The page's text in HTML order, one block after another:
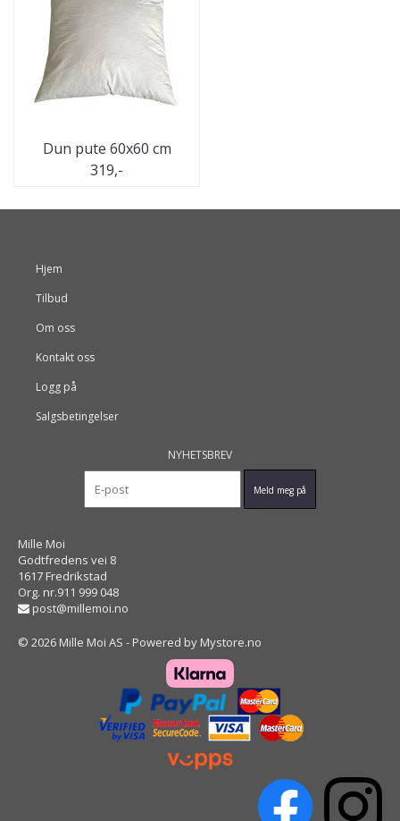
Dun pute 60x60 cm
319,-
Hjem
Tilbud
Om oss
Kontakt oss
Logg på
Salgsbetingelser
NYHETSBREV
Mille Moi
Godtfredens vei 8
1617 Fredrikstad
Org. nr.911 999 048
post@millemoi.no
© 2026 Mille Moi AS - Powered by Mystore.no